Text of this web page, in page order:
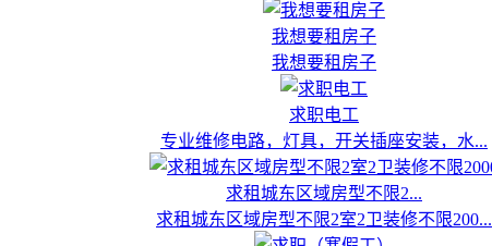
我想要租房子
我想要租房子
求职电工
专业维修电路，灯具，开关插座安装，水...
求租城东区域房型不限2...
求租城东区域房型不限2室2卫装修不限200...